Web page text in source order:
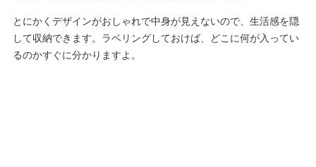
とにかくデザインがおしゃれで中身が見えないので、生活感を隠
して収納できます。ラベリングしておけば、どこに何が入ってい
るのかすぐに分かりますよ。